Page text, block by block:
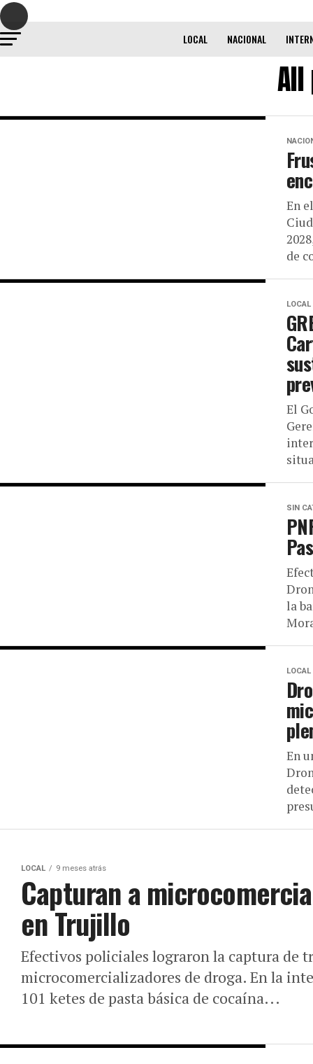
LOCAL NACIONAL
En
de
LOCAL
El
SIN
la
LOCAL
En
LOCAL 9 meses atrás
Capturan a
en Trujillo
Efectivos policiales lograron la captura de
microcomercializadores de droga. En la
101 ketes de pasta básica de cocaína...